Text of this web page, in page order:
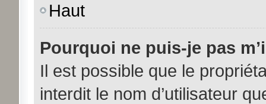
Haut
Pourquoi ne puis-je pas
Il est possible que le
interdit le nom d’utilisateur